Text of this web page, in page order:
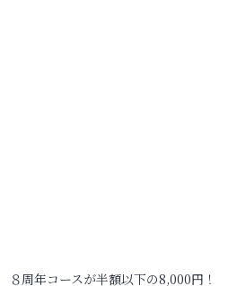
８周年コースが半額以下の8,000円！